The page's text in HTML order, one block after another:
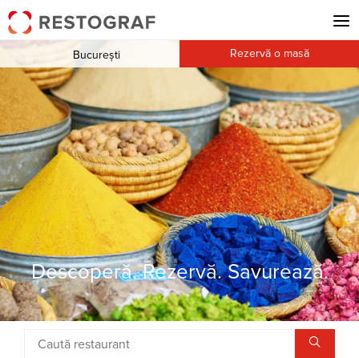
Descoperă. Rezervă. Savurează.
București Rezervă o masă